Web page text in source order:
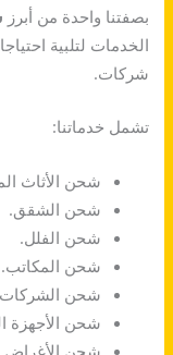
بصفتنا واحدة من أبرز
الخدمات لتلبية
شركات.
تشمل خدماتنا:
شحن الأثاث
شحن الشقق.
شحن الفلل.
شحن المكاتب.
شحن
شحن الأجهزة
شحن الأغراض